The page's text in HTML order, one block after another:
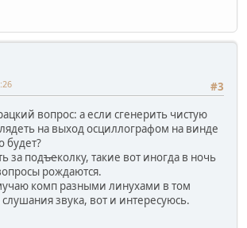
#3
вопрос: а если сгенерить чистую
на выход осциллографом на винде
будет?
за подъеколку, такие вот иногда в ночь
рождаются.
комп разными линухами в том
звука, вот и интересуюсь.